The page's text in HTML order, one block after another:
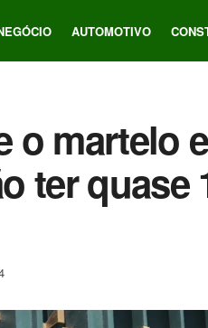
AUTOMOTIVO
o martelo
ter quase